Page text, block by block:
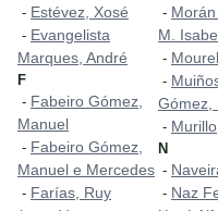
- Estévez, Xosé
- Evangelista
Marques, André
F
- Fabeiro Gómez,
Manuel
- Fabeiro Gómez,
Manuel e Mercedes
- Farías, Ruy
-
M.
-
-
Gómez,
-
N
-
- Naz